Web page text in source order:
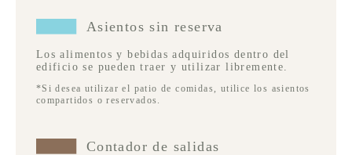
Asientos sin reserva
Los alimentos y bebidas adquiridos dentro del
edificio se pueden traer y utilizar libremente.
*Si desea utilizar el patio de comidas, utilice los asientos
compartidos o reservados.
Contador de salidas